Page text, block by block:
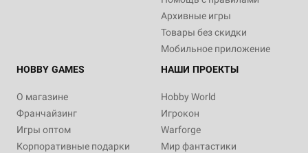
Архивные игры
Товары без скидки
Мобильное приложение
HOBBY GAMES
О магазине
Франчайзинг
Игры оптом
Корпоративные подарки
НАШИ ПРОЕКТЫ
Hobby World
Игрокон
Warforge
Мир фантастики